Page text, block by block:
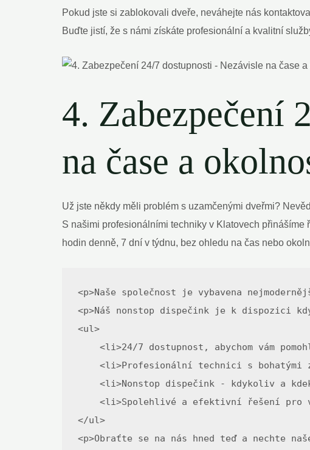
Pokud jste si zablokovali dveře, neváhejte nás
Buďte jistí, že s námi získáte profesionální a kvalitní
4. Zabezpečení
na čase a
Už jste někdy měli problém s uzamčenými dveřmi?
S našimi profesionálními techniky v Klatovech
hodin denně, 7 dní v týdnu, bez ohledu na čas nebo
<p>Naše společnost je vybavena
<p>Náš nonstop dispečink je k dispozici
<ul>
<li>24/7 dostupnost, abychom vám
<li>Profesionální technici s bohatými
<li>Nonstop dispečink - kdykoliv a
<li>Spolehlivé a efektivní řešení pro
</ul>
<p>Obraťte se na nás hned teď a nechte